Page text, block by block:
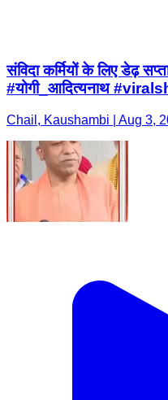
संविदा कर्मियों के लिए डेढ़
#योगी_आदित्यनाथ
Chail, Kaushambi | Aug 3,